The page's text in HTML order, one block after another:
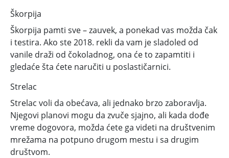
Škorpija
Škorpija pamti sve – zauvek, a ponekad vas možda čak
i testira. Ako ste 2018. rekli da vam je sladoled od
vanile draži od čokoladnog, ona će to zapamtiti i
gledaće šta ćete naručiti u poslastičarnici.
Strelac
Strelac voli da obećava, ali jednako brzo zaboravlja.
Njegovi planovi mogu da zvuče sjajno, ali kada dođe
vreme dogovora, možda ćete ga videti na društvenim
mrežama na potpuno drugom mestu i sa drugim
društvom.